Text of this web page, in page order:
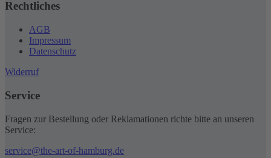
Rechtliches
AGB
Impressum
Datenschutz
Widerruf
Service
Fragen zur Bestellung oder Reklamationen richte bitte an unseren
Service:
service@the-art-of-hamburg.de